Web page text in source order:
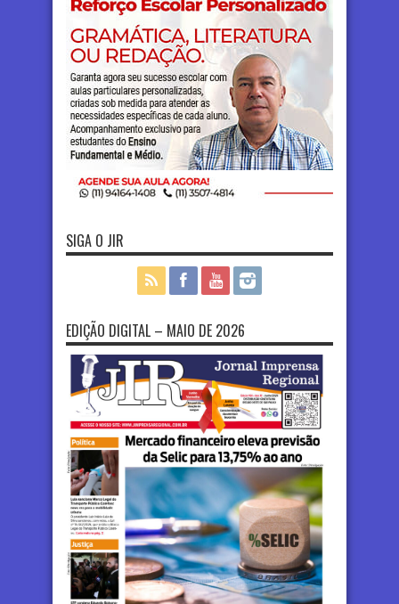
SIGA O JIR
EDIÇÃO DIGITAL – MAIO DE 2026